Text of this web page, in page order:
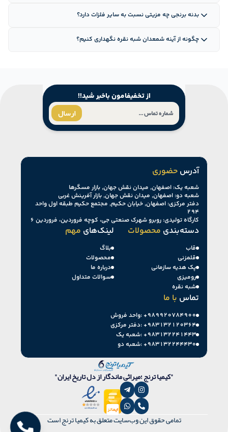
بدنه برنجی چه مزیتی نسبت به سایر فلزات دارد؟
چگونه از آینه شمعدان شبه نقره نگهداری کنیم؟
ارسال
از تخفیفامون باخبر شید!!
آدرس حضوری
شعبه یک: اصفهان, میدان نقش جهان, بازار مسگرها
شعبه دو: اصفهان, میدان نقش جهان, بازار آفرینش غربی
دفتر مرکزی: اصفهان, خیابان حکیم, مجتمع حکیم طبقه اول واحد
۲۹۴
کارگاه تولیدی: روبرو شهرک صنعتی جی، کوچه فروردین، فروردین ۶
لینک‌های مهم
بلاگ
محصولات
درباره ما
سوالات متداول
دسته‌بندی محصولات
قاب
قلمزنی
پک هدیه سازمانی
رومیزی
شبه نقره
تماس با ما
واحد فروش:+۹۸۹۹۲۰۷۸۴۹۰۰
دفتر مرکزی:+۹۸۳۱۳۲۱۲۰۳۶۴
شعبه یک:+۹۸۳۱۳۲۲۴۱۴۴۳
شعبه دو:+۹۸۳۱۳۲۲۴۴۴۳۰
"کیمیا ترنج ؛میراثی ماندگار از دل تاریخ ایران"
تمامی حقوق این وب‌سایت متعلق به کیمیا ترنج است